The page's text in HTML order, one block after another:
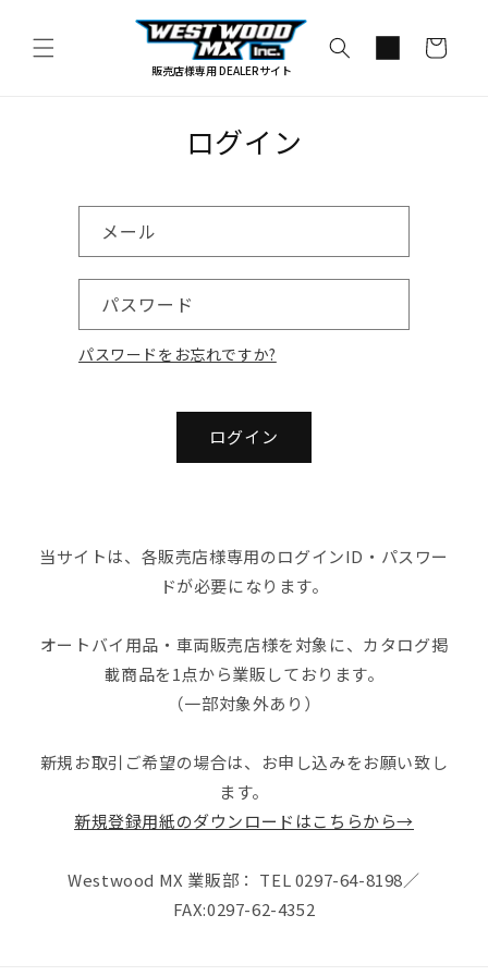
進む
販売店様専用 DEALERサイト
ー
ログイン
メール
パスワード
パスワードをお忘れですか?
ログイン
当サイトは、各販売店様専用のログインID・パスワー
ドが必要になります。
オートバイ用品・車両販売店様を対象に、カタログ掲
載商品を1点から業販しております。
（一部対象外あり）
新規お取引ご希望の場合は、お申し込みをお願い致し
ます。
新規登録用紙のダウンロードはこちらから→
Westwood MX 業販部： TEL 0297-64-8198／
FAX:0297-62-4352